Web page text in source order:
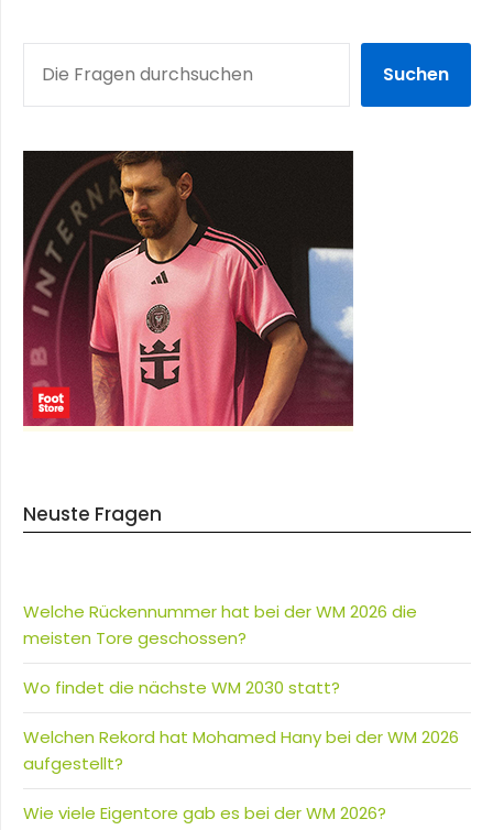
Suchen
Neuste Fragen
Welche Rückennummer hat bei der WM 2026 die
meisten Tore geschossen?
Wo findet die nächste WM 2030 statt?
Welchen Rekord hat Mohamed Hany bei der WM 2026
aufgestellt?
Wie viele Eigentore gab es bei der WM 2026?